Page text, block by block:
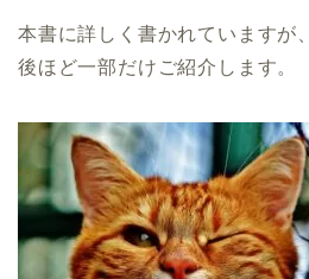
本書に詳しく書かれていますが、
後ほど一部だけご紹介します。